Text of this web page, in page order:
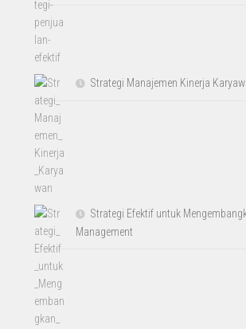
Strategi Manajemen Kinerja
Strategi Efektif untuk
Management